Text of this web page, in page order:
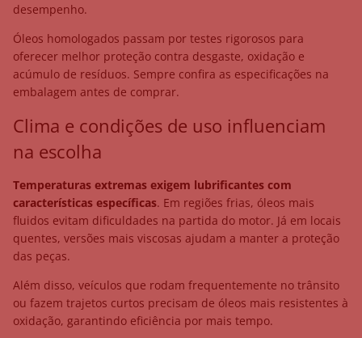
desempenho.
Óleos homologados passam por testes rigorosos para
oferecer melhor proteção contra desgaste, oxidação e
acúmulo de resíduos. Sempre confira as especificações na
embalagem antes de comprar.
Clima e condições de uso influenciam
na escolha
Temperaturas extremas exigem lubrificantes com
características específicas. Em regiões frias, óleos mais
fluidos evitam dificuldades na partida do motor. Já em locais
quentes, versões mais viscosas ajudam a manter a proteção
das peças.
Além disso, veículos que rodam frequentemente no trânsito
ou fazem trajetos curtos precisam de óleos mais resistentes à
oxidação, garantindo eficiência por mais tempo.